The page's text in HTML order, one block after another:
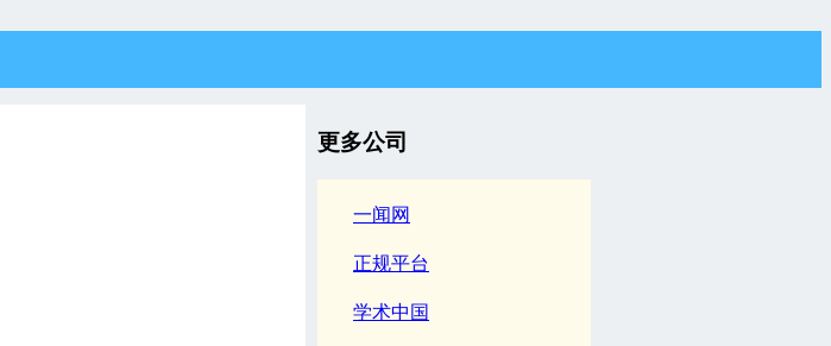
更多公司
一闻网
正规平台
学术中国